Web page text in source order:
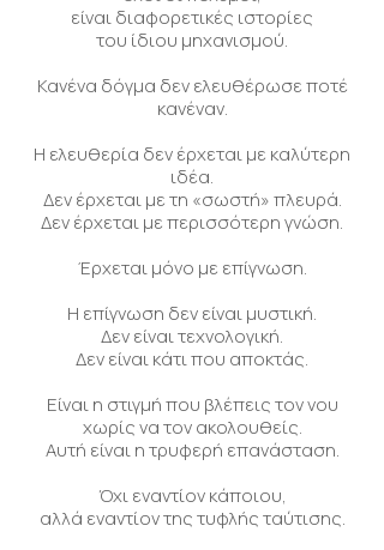
είναι διαφορετικές ιστορίες
του ίδιου μηχανισμού.
Κανένα δόγμα δεν ελευθέρωσε ποτέ
κανέναν.
Η ελευθερία δεν έρχεται με καλύτερη
ιδέα.
Δεν έρχεται με τη «σωστή» πλευρά.
Δεν έρχεται με περισσότερη γνώση.
Έρχεται μόνο με επίγνωση.
Η επίγνωση δεν είναι μυστική.
Δεν είναι τεχνολογική.
Δεν είναι κάτι που αποκτάς.
Είναι η στιγμή που βλέπεις τον νου
χωρίς να τον ακολουθείς.
Αυτή είναι η τρυφερή επανάσταση.
Όχι εναντίον κάποιου,
αλλά εναντίον της τυφλής ταύτισης.